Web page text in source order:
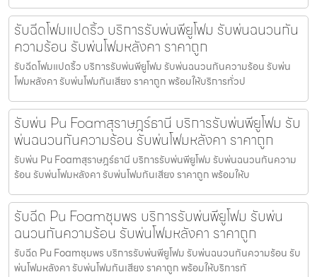
รับฉีดโฟมแปดริ้ว บริการรับพ่นพียูโฟม รับพ่นฉนวนกัน
ความร้อน รับพ่นโฟมหลังคา ราคาถูก
รับฉีดโฟมแปดริ้ว บริการรับพ่นพียูโฟม รับพ่นฉนวนกันความร้อน รับพ่น
โฟมหลังคา รับพ่นโฟมกันเสียง ราคาถูก พร้อมให้บริการทั่วป
รับพ่น Pu Foamสุราษฎร์ธานี บริการรับพ่นพียูโฟม รับ
พ่นฉนวนกันความร้อน รับพ่นโฟมหลังคา ราคาถูก
รับพ่น Pu Foamสุราษฎร์ธานี บริการรับพ่นพียูโฟม รับพ่นฉนวนกันความ
ร้อน รับพ่นโฟมหลังคา รับพ่นโฟมกันเสียง ราคาถูก พร้อมให้บ
รับฉีด Pu Foamชุมพร บริการรับพ่นพียูโฟม รับพ่น
ฉนวนกันความร้อน รับพ่นโฟมหลังคา ราคาถูก
รับฉีด Pu Foamชุมพร บริการรับพ่นพียูโฟม รับพ่นฉนวนกันความร้อน รับ
พ่นโฟมหลังคา รับพ่นโฟมกันเสียง ราคาถูก พร้อมให้บริการทั